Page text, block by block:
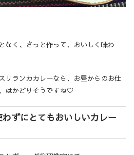
なく、さっと作って、おいしく味わ
リランカカレーなら、お昼からのお仕
はかどりそうですね♡
ずにとてもおいしいカレー